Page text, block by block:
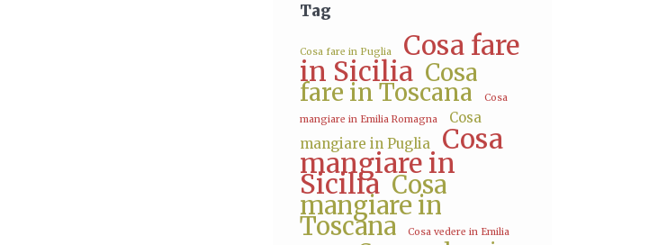
Tag
Cosa fare in Puglia Cosa fare
in Sicilia Cosa
fare in Toscana
Cosa
mangiare in Emilia Romagna
Cosa
mangiare in Puglia
Cosa
mangiare in
Sicilia Cosa
mangiare in
Toscana Cosa vedere in Emilia